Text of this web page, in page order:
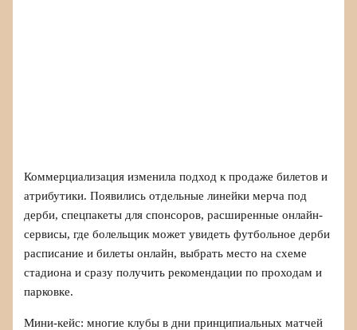
Коммерциализация изменила подход к продаже билетов и
атрибутики. Появились отдельные линейки мерча под
дерби, спецпакеты для спонсоров, расширенные онлайн-
сервисы, где болельщик может увидеть футбольное дерби
расписание и билеты онлайн, выбрать место на схеме
стадиона и сразу получить рекомендации по проходам и
парковке.
Мини-кейс: многие клубы в дни принципиальных матчей